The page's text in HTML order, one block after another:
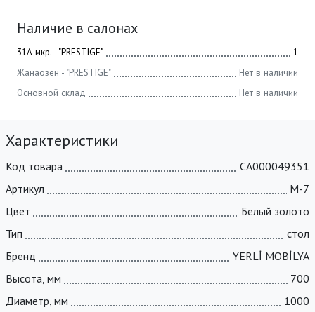
Наличие в салонах
31А мкр. - "PRESTIGE"
1
Жанаозен - "PRESTIGE"
Нет в наличии
Основной склад
Нет в наличии
Характеристики
Код товара
СА000049351
Артикул
M-7
Цвет
Белый золото
Тип
стол
Бренд
YERLİ MOBİLYA
Высота, мм
700
Диаметр, мм
1000